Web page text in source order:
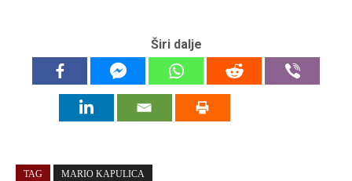
Širi dalje
TAG MARIO KAPULICA